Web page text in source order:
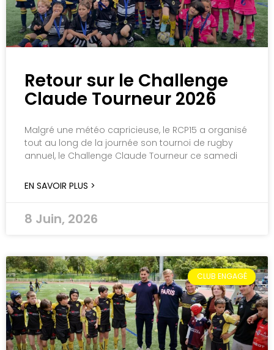
Retour sur le Challenge
Claude Tourneur 2026
Malgré une météo capricieuse, le RCP15 a organisé
tout au long de la journée son tournoi de rugby
annuel, le Challenge Claude Tourneur ce samedi
EN SAVOIR PLUS >
8 Juin, 2026
CLUB ENGAGÉ